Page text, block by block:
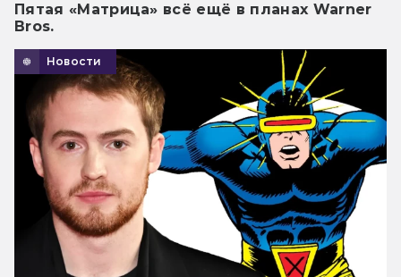
Пятая «Матрица» всё ещё в планах Warner
Bros.
Новости